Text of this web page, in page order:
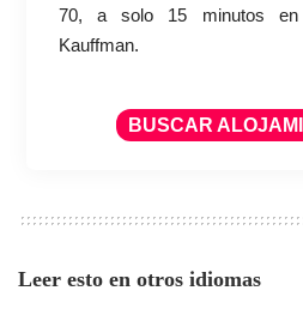
70, a solo 15 minutos en
Kauffman.
BUSCAR
Leer esto en otros idiomas